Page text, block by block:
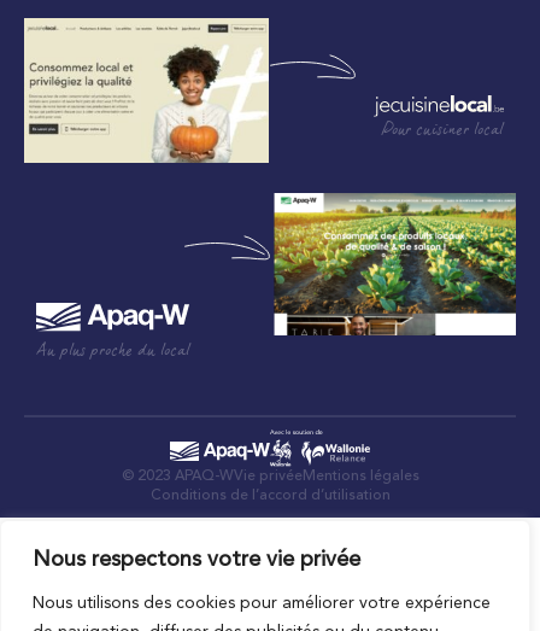
Nous respectons votre vie privée
Nous utilisons des cookies pour améliorer votre expérience
Pour cuisiner local
Au plus proche du local
© 2023 APAQ-WVie privée Mentions légales
Conditions de l’accord d’utilisation